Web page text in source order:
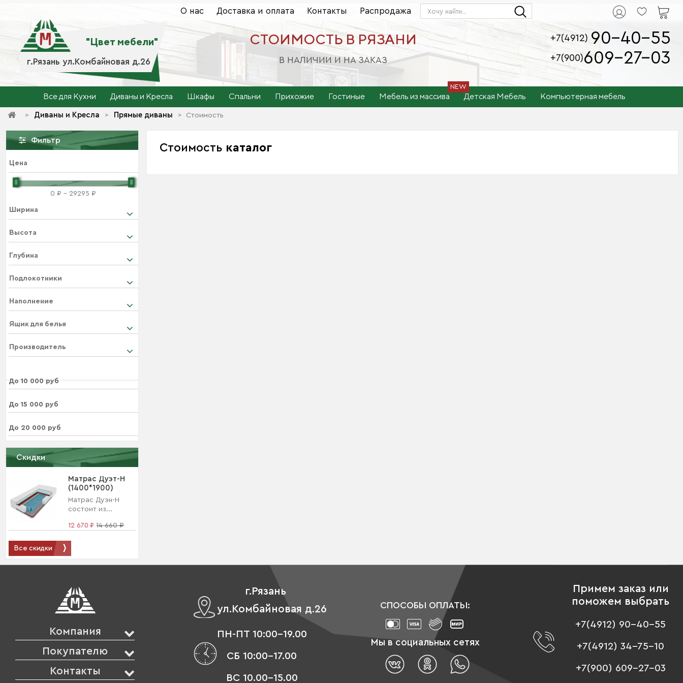
г.Рязань ул.Комбайновая д.26
"Цвет мебели"
О нас Доставка и оплата Контакты Распродажа
СТОИМОСТЬ В РЯЗАНИ
В НАЛИЧИИ И НА ЗАКАЗ
+7(4912) 90-40-55
+7(900)609-27-03
Все для Кухни Диваны и Кресла Шкафы Спальни Прихожие Гостиные Мебель из массива Детская Мебель Компьютерная мебель
> Диваны и Кресла > Прямые диваны > Стоимость
Фильтр
Цена
0 ₽ - 29295 ₽
Ширина
Высота
Глубина
Подлокотники
Наполнение
Ящик для белья
Производитель
До 10 000 руб
До 15 000 руб
До 20 000 руб
Скидки
Матрас Дуэт-Н
(1400*1900)
Матрас Дуэн-Н
состоит из...
12 670 ₽ 14 660 ₽
Все скидки
Стоимость каталог
Компания
Покупателю
Контакты
г.Рязань
ул.Комбайновая д.26
ПН-ПТ 10:00-19.00
СБ 10:00-17.00
ВС 10.00-15.00
СПОСОБЫ ОПЛАТЫ:
Мы в социальных сетях
Примем заказ или
поможем выбрать
+7(4912) 90-40-55
+7(4912) 34-75-10
+7(900) 609-27-03